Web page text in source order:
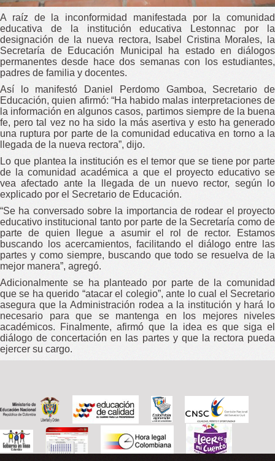
A raíz de la inconformidad manifestada por la comunidad
educativa de la institución educativa Lestonnac por la
designación de la nueva rectora, Isabel Cristina Morales, la
Secretaría de Educación Municipal ha estado en diálogos
permanentes desde hace dos semanas con los estudiantes,
padres de familia y docentes.
Así lo manifestó Daniel Perdomo Gamboa, Secretario de
Educación, quien afirmó: “Ha habido malas interpretaciones de
la información en algunos casos, partimos siempre de la buena
fe, pero tal vez no ha sido la más asertiva y esto ha generado
una ruptura por parte de la comunidad educativa en torno a la
llegada de la nueva rectora”, dijo.
Lo que plantea la institución es el temor que se tiene por parte
de la comunidad académica a que el proyecto educativo se
vea afectado ante la llegada de un nuevo rector, según lo
explicado por el Secretario de Educación.
“Se ha conversado sobre la importancia de rodear el proyecto
educativo institucional tanto por parte de la Secretaría como de
parte de quien llegue a asumir el rol de rector. Estamos
buscando los acercamientos, facilitando el diálogo entre las
partes y como siempre, buscando que todo se resuelva de la
mejor manera”, agregó.
Adicionalmente se ha planteado por parte de la comunidad
que se ha querido “atacar el colegio”, ante lo cual el Secretario
asegura que la Administración rodea a la institución y hará lo
necesario para que se mantenga en los mejores niveles
académicos. Finalmente, afirmó que la idea es que siga el
diálogo de concertación en las partes y que la rectora pueda
ejercer su cargo.